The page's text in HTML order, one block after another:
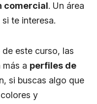
comercial. Un área
te interesa.
este curso, las
a perfiles de
si buscas algo que
y